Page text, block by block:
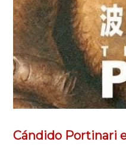
Cándido Portinari